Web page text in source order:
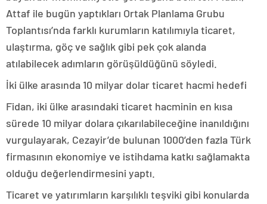
Attaf ile bugün yaptıkları Ortak Planlama Grubu
Toplantısı’nda farklı kurumların katılımıyla ticaret,
ulaştırma, göç ve sağlık gibi pek çok alanda
atılabilecek adımların görüşüldüğünü söyledi.
İki ülke arasında 10 milyar dolar ticaret hacmi hedefi
Fidan, iki ülke arasındaki ticaret hacminin en kısa
sürede 10 milyar dolara çıkarılabileceğine inanıldığını
vurgulayarak, Cezayir’de bulunan 1000’den fazla Türk
firmasının ekonomiye ve istihdama katkı sağlamakta
olduğu değerlendirmesini yaptı.
Ticaret ve yatırımların karşılıklı teşviki gibi konularda